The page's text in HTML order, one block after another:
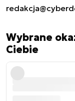
Wybrane
Ciebie